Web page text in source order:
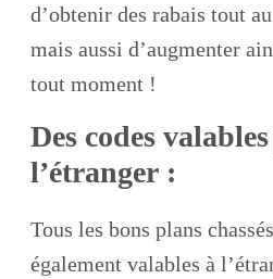
d’obtenir des rabais tout
mais aussi d’augmenter
tout moment !
Des codes
l’étranger :
Tous les bons plans
également valables à